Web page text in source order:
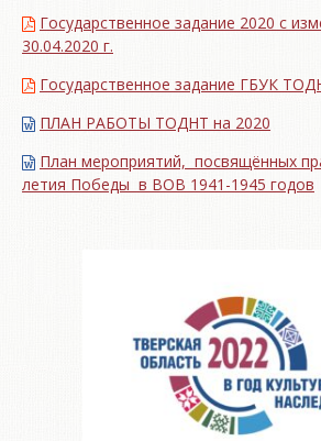
Государственное задание 2020 с
30.04.2020 г.
Государственное задание ГБУК
ПЛАН РАБОТЫ ТОДНТ на 2020
План мероприятий, посвящённых
летия Победы в ВОВ 1941-1945 годов